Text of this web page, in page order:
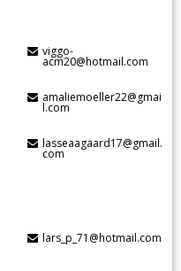
viggo-
acm20@hotmail.com
amaliemoeller22@gmai
l.com
lasseaagaard17@gmail.
com
lars_p_71@hotmail.com